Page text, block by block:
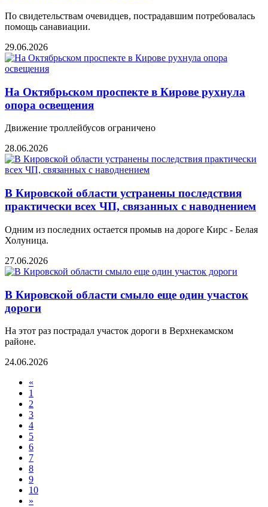
По свидетельствам очевидцев, пострадавшим потребовалась
помощь санавиации.
29.06.2026
На Октябрьском проспекте в Кирове рухнула
опора освещения
Движение троллейбусов ограничено
28.06.2026
В Кировской области устранены последствия
практически всех ЧП, связанных с наводнением
Одним из последних остается промыв на дороге Кирс - Белая
Холуница.
27.06.2026
В Кировской области смыло еще один участок
дороги
На этот раз пострадал участок дороги в Верхнекамском
районе.
24.06.2026
«
1
2
3
4
5
6
7
8
9
10
»